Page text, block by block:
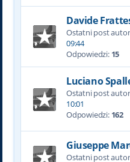
Davide
Ostatni post
09:44
Odpowiedzi: 15
Luciano
Ostatni post
10:01
Odpowiedzi: 162
Giuseppe
Ostatni post